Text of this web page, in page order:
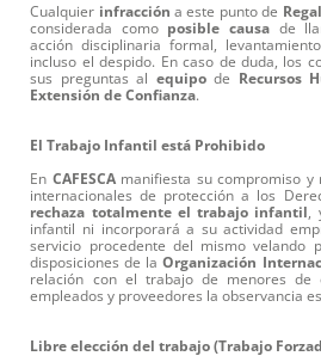
Cualquier infracción a este punto de
considerada como posible causade
acción disciplinaria formal,
incluso el despido. En caso de duda, los
sus preguntas al equipode Recursos
Extensión de Confianza.
El Trabajo Infantil está Prohibido
En CAFESCAmanifiesta su compromiso y
internacionales de protección a los
rechaza totalmente el trabajo infantil
infantil ni incorporará a su actividad
servicio procedente del mismo velando
disposiciones de laOrganización
relación con el trabajo de menores de
empleados y proveedores la observancia
Libre elección del trabajo (Trabajo